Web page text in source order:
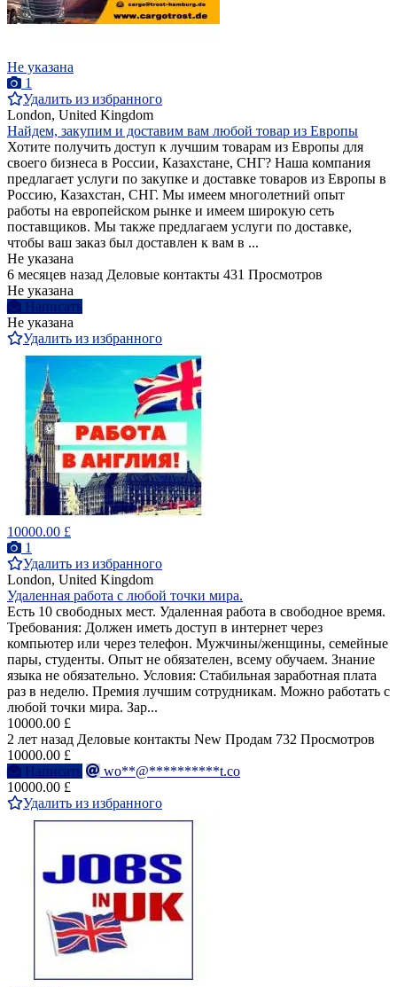
Не указана
1
Удалить из избранного
London, United Kingdom
Найдем, закупим и доставим вам любой товар из Европы
Хотите получить доступ к лучшим товарам из Европы для
своего бизнеса в России, Казахстане, СНГ? Наша компания
предлагает услуги по закупке и доставке товаров из Европы в
Россию, Казахстан, СНГ. Мы имеем многолетний опыт
работы на европейском рынке и имеем широкую сеть
поставщиков. Мы также предлагаем услуги по доставке,
чтобы ваш заказ был доставлен к вам в ...
Не указана
6 месяцев назад Деловые контакты 431 Просмотров
Не указана
Написать
Не указана
Удалить из избранного
10000.00 £
1
Удалить из избранного
London, United Kingdom
Удаленная работа с любой точки мира.
Есть 10 свободных мест. Удаленная работа в свободное время.
Требования: Должен иметь доступ в интернет через
компьютер или через телефон. Мужчины/женщины, семейные
пары, студенты. Опыт не обязателен, всему обучаем. Знание
языка не обязательно. Условия: Стабильная заработная плата
раз в неделю. Премия лучшим сотрудникам. Можно работать с
любой точки мира. Зар...
10000.00 £
2 лет назад Деловые контакты New Продам 732 Просмотров
10000.00 £
Написать
wo**@**********t.co
10000.00 £
Удалить из избранного